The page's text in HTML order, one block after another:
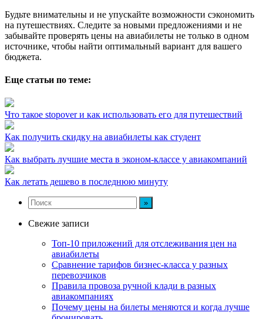
Будьте внимательны и не упускайте возможности сэкономить
на путешествиях. Следите за новыми предложениями и не
забывайте проверять цены на авиабилеты не только в одном
источнике, чтобы найти оптимальный вариант для вашего
бюджета.
Еще статьи по теме:
Что такое stopover и как использовать его для путешествий
Как получить скидку на авиабилеты как студент
Как выбрать лучшие места в эконом-классе у авиакомпаний
Как летать дешево в последнюю минуту
Свежие записи
Топ-10 приложений для отслеживания цен на
авиабилеты
Сравнение тарифов бизнес-класса у разных
перевозчиков
Правила провоза ручной клади в разных
авиакомпаниях
Почему цены на билеты меняются и когда лучше